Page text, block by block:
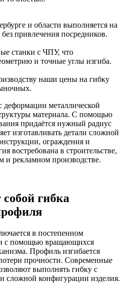
и области выполняется на
привлечения посредников.
станки с ЧПУ, что
и точные углы изгиба.
наши цены на гибку
деформации металлической
материала. С помощью
придаётся нужный радиус
изготавливать детали сложной
ограждения и
востребована в строительстве,
и рекламном производстве.
гибка
в постепенном
с помощью вращающихся
Профиль изгибается
прочности. Современные
выполнять гибку с
сложной конфигурации изделия.